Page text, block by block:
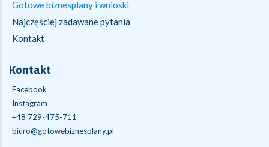
Gotowe biznesplany i wnioski
Najczęściej zadawane pytania
Kontakt
Kontakt
Facebook
Instagram
+48 729-475-711
biuro@gotowebiznesplany.pl